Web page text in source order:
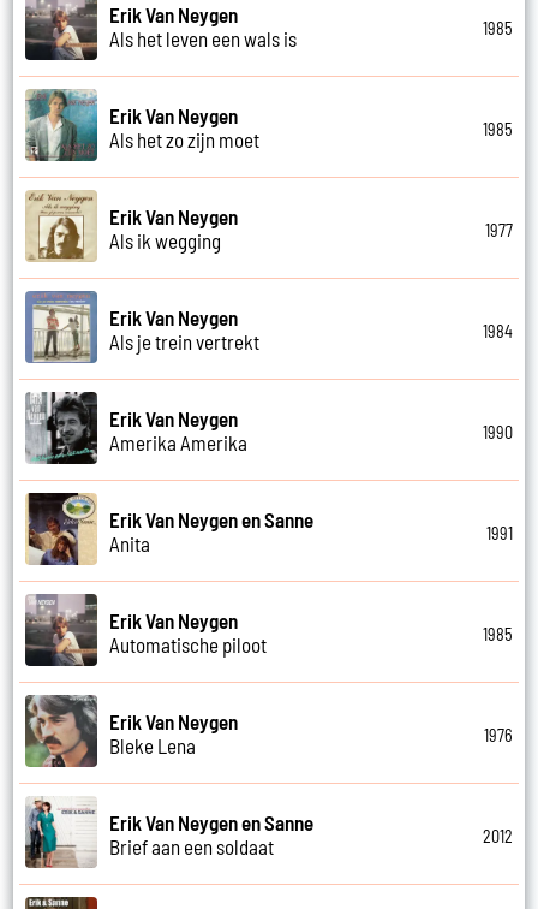
Erik Van Neygen
Als het leven een wals is
1985
Erik Van Neygen
Als het zo zijn moet
1985
Erik Van Neygen
Als ik wegging
1977
Erik Van Neygen
Als je trein vertrekt
1984
Erik Van Neygen
Amerika Amerika
1990
Erik Van Neygen en Sanne
Anita
1991
Erik Van Neygen
Automatische piloot
1985
Erik Van Neygen
Bleke Lena
1976
Erik Van Neygen en Sanne
Brief aan een soldaat
2012